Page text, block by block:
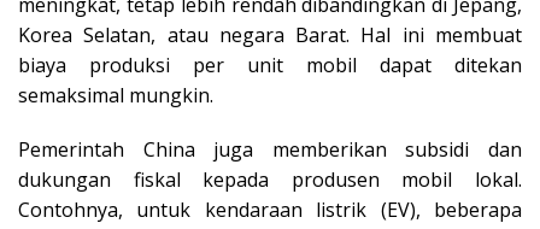
Korea Selatan, atau negara Barat. Hal ini membuat
biaya produksi per unit mobil dapat ditekan
semaksimal mungkin.
Pemerintah China juga memberikan subsidi dan
dukungan fiskal kepada produsen mobil lokal.
Contohnya, untuk kendaraan listrik (EV), beberapa